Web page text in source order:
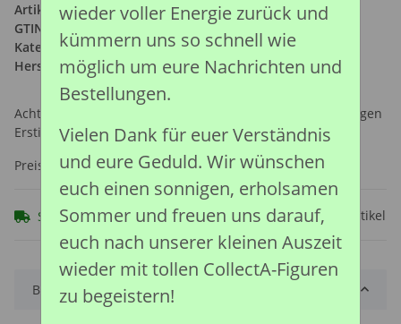
Artikelnummer:88696
GTIN:
Kategorie:Prähistorische Kollektion
Hersteller: Collecta Global Limited
Achtung: Nicht geeignet für Kinder unter 36 Monaten, wegen
Erstickungsgefahr durch verschluckbare Kleinteile.
Preise nach Anmeldung sichtbar
Sofort verfügbar Frage zum Artikel
Beschreibung
wieder voller Energie zurück und
kümmern uns so schnell wie
möglich um eure Nachrichten und
Bestellungen.
Vielen Dank für euer Verständnis
und eure Geduld. Wir wünschen
euch einen sonnigen, erholsamen
Sommer und freuen uns darauf,
euch nach unserer kleinen Auszeit
wieder mit tollen CollectA-Figuren
zu begeistern!